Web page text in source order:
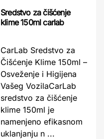
Sredstvo za čišćenje
klime 150ml carlab
CarLab Sredstvo za
Čišćenje Klime 150ml –
Osveženje i Higijena
Vašeg VozilaCarLab
sredstvo za čišćenje
klime 150ml je
namenjeno efikasnom
uklanjanju n ...